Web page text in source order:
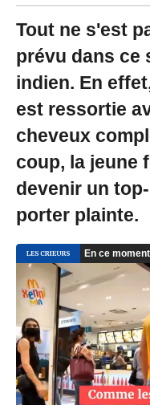
Tout ne s'est
prévu dans ce
indien. En
est ressortie
cheveux
coup, la jeune
devenir un
porter plainte.